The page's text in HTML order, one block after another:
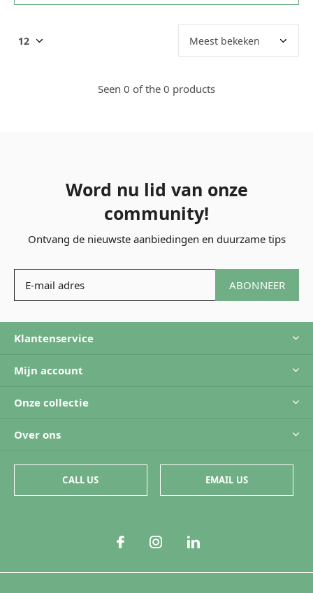
Seen 0 of the 0 products
Word nu lid van onze
community!
Ontvang de nieuwste aanbiedingen en duurzame tips
ABONNEER
Klantenservice
Mijn account
Onze collectie
Over ons
CALL US EMAIL US